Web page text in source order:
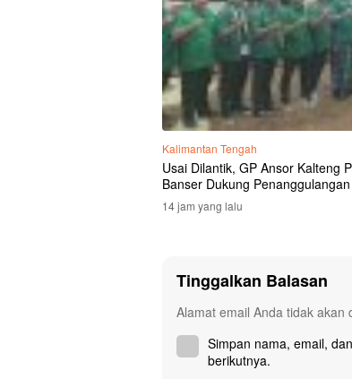
Kalimantan Tengah
Usai Dilantik, GP Ansor Kalteng
Banser Dukung
14 jam yang lalu
Tinggalkan Balasan
Alamat email Anda tidak akan
Simpan nama, email,
berikutnya.